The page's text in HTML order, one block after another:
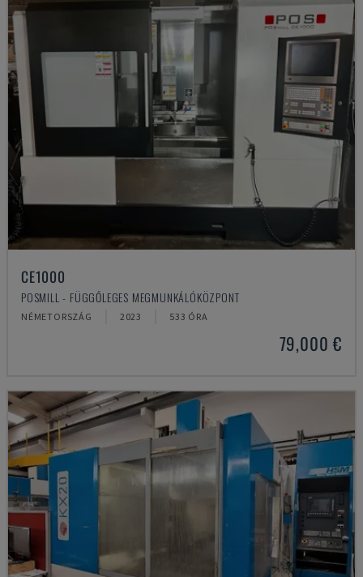
CE1000
POSMILL - FÜGGŐLEGES MEGMUNKÁLÓKÖZPONT
NÉMETORSZÁG 2023 533 ÓRA
79,000 €